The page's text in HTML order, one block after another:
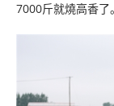
7000斤就燒高香了